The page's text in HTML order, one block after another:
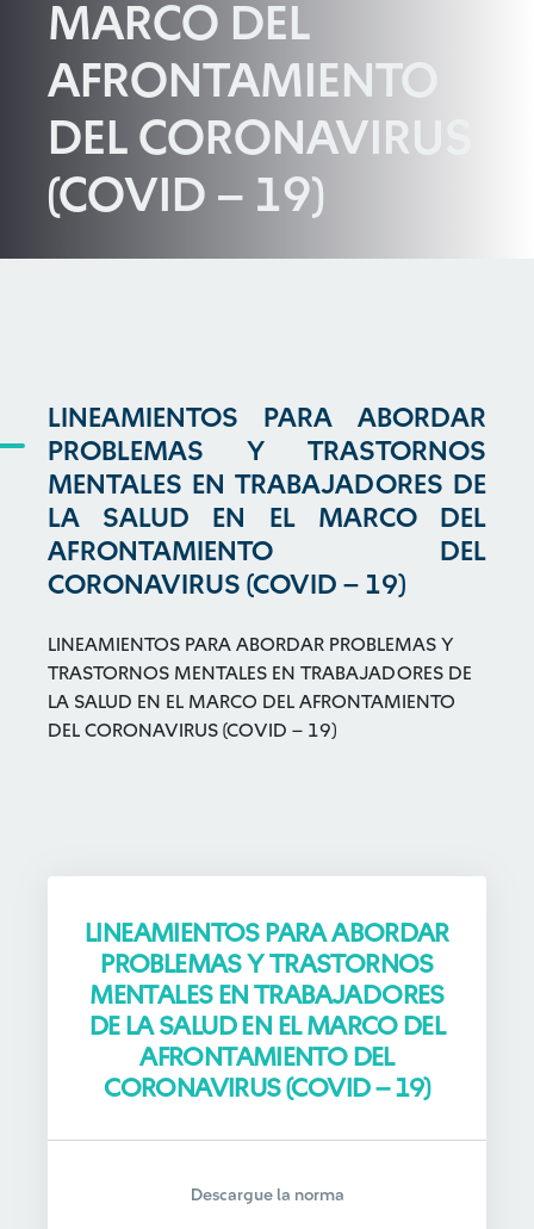
MARCO DEL
AFRONTAMIENTO
DEL CORONAVIRUS
(COVID – 19)
LINEAMIENTOS PARA ABORDAR
PROBLEMAS Y TRASTORNOS
MENTALES EN TRABAJADORES DE
LA SALUD EN EL MARCO DEL
AFRONTAMIENTO DEL
CORONAVIRUS (COVID – 19)
LINEAMIENTOS PARA ABORDAR PROBLEMAS Y
TRASTORNOS MENTALES EN TRABAJADORES DE
LA SALUD EN EL MARCO DEL AFRONTAMIENTO
DEL CORONAVIRUS (COVID – 19)
LINEAMIENTOS PARA ABORDAR
PROBLEMAS Y TRASTORNOS
MENTALES EN TRABAJADORES
DE LA SALUD EN EL MARCO DEL
AFRONTAMIENTO DEL
CORONAVIRUS (COVID – 19)
Descargue la norma